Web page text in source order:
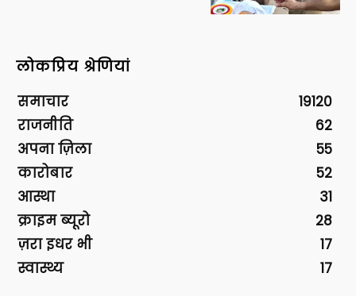
लोकप्रिय श्रेणियां
समाचार
19120
राजनीति
62
अपना ज़िला
55
कारोबार
52
आस्था
31
क्राइम ब्यूरो
28
ज़रा इधर भी
17
स्वास्थ्य
17